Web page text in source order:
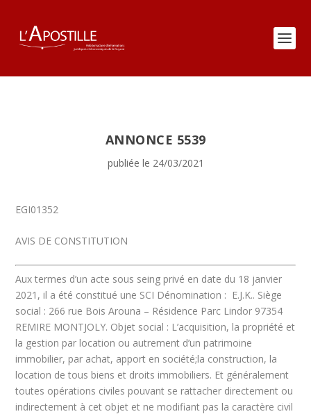
ANNONCE 5539
publiée le 24/03/2021
EGI01352
AVIS DE CONSTITUTION
Aux termes d’un acte sous seing privé en date du 18 janvier
2021, il a été constitué une SCI Dénomination : E.J.K.. Siège
social : 266 rue Bois Arouna – Résidence Parc Lindor 97354
REMIRE MONTJOLY. Objet social : L’acquisition, la propriété et
la gestion par location ou autrement d’un patrimoine
immobilier, par achat, apport en société;la construction, la
location de tous biens et droits immobiliers. Et généralement
toutes opérations civiles pouvant se rattacher directement ou
indirectement à cet objet et ne modifiant pas la caractère civil